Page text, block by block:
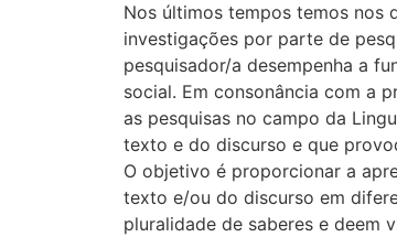
Nos últimos tempos temos nos
investigações por parte de
pesquisador/a desempenha a
social. Em consonância com a
as pesquisas no campo da
texto e do discurso e que
O objetivo é proporcionar a
texto e/ou do discurso em
pluralidade de saberes e deem